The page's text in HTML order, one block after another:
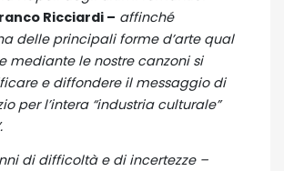
Ricciardi – affinché
delle principali forme d’arte qual
mediante le nostre canzoni si
e diffondere il messaggio di
per l’intera “industria culturale”
di difficoltà e di incertezze –